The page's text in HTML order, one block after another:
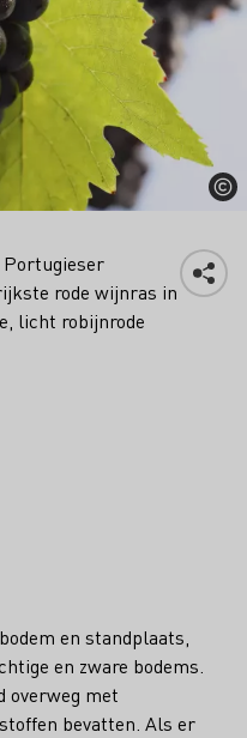
Portugieser
rode wijnras in
licht robijnrode
en standplaats,
en zware bodems.
overweg met
bevatten. Als er